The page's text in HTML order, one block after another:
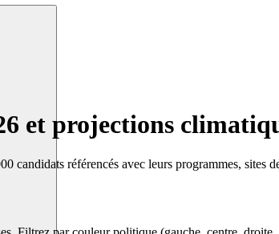
et projections
candidats référencés avec leurs programmes, sites